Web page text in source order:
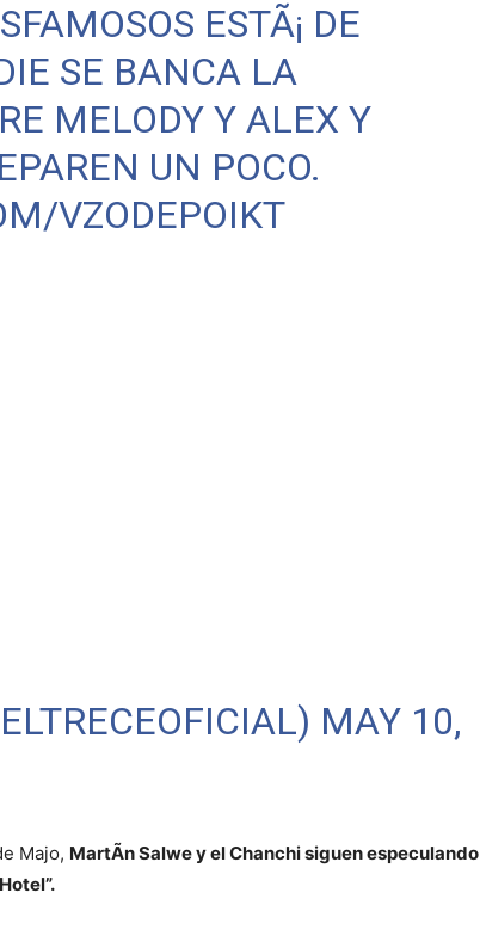
ESTÃ¡ DE
SE BANCA LA
MELODY Y ALEX Y
UN POCO.
VZODEPOIKT
MAY 10,
Majo, MartÃ­n Salwe y el Chanchi siguen especulando